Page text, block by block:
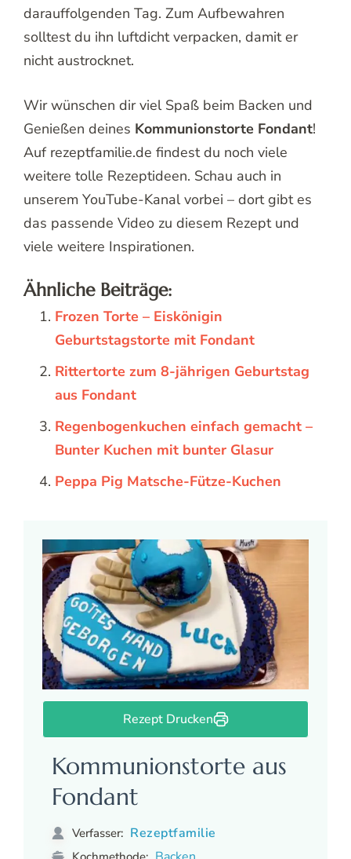
darauffolgenden Tag. Zum Aufbewahren
solltest du ihn luftdicht verpacken, damit er
nicht austrocknet.
Wir wünschen dir viel Spaß beim Backen und
Genießen deines Kommunionstorte Fondant!
Auf rezeptfamilie.de findest du noch viele
weitere tolle Rezeptideen. Schau auch in
unserem YouTube-Kanal vorbei – dort gibt es
das passende Video zu diesem Rezept und
viele weitere Inspirationen.
Ähnliche Beiträge:
Frozen Torte – Eiskönigin
Geburtstagstorte mit Fondant
Rittertorte zum 8-jährigen Geburtstag
aus Fondant
Regenbogenkuchen einfach gemacht –
Bunter Kuchen mit bunter Glasur
Peppa Pig Matsche-Fütze-Kuchen
Rezept Drucken
Kommunionstorte aus
Fondant
Verfasser: Rezeptfamilie